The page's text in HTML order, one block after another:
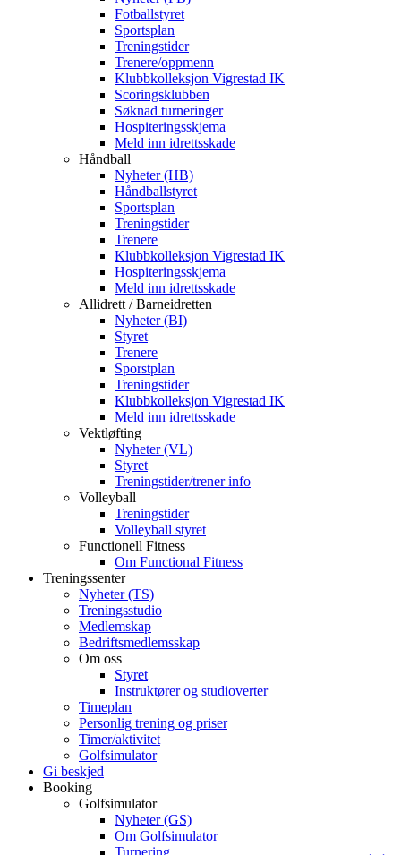
Fotballstyret
Sportsplan
Treningstider
Trenere/oppmenn
Klubbkolleksjon Vigrestad IK
Scoringsklubben
Søknad turneringer
Hospiteringsskjema
Meld inn idrettsskade
Håndball
Nyheter (HB)
Håndballstyret
Sportsplan
Treningstider
Trenere
Klubbkolleksjon Vigrestad IK
Hospiteringsskjema
Meld inn idrettsskade
Allidrett / Barneidretten
Nyheter (BI)
Styret
Trenere
Sporstplan
Treningstider
Klubbkolleksjon Vigrestad IK
Meld inn idrettsskade
Vektløfting
Nyheter (VL)
Styret
Treningstider/trener info
Volleyball
Treningstider
Volleyball styret
Functionell Fitness
Om Functional Fitness
Treningssenter
Nyheter (TS)
Treningsstudio
Medlemskap
Bedriftsmedlemsskap
Om oss
Styret
Instruktører og studioverter
Timeplan
Personlig trening og priser
Timer/aktivitet
Golfsimulator
Gi beskjed
Booking
Golfsimulator
Nyheter (GS)
Om Golfsimulator
Turnering